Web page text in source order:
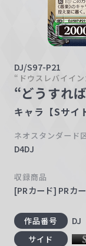
DJ/S97-P21
“ドウスレバイイ
“どうすれ
キャラ【Sサイ
ネオスタンダード
D4DJ
収録商品
[PRカード] PRカ
作品番号 DJ
サイド